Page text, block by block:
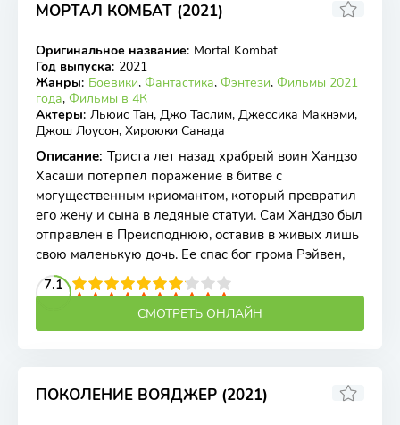
МОРТАЛ КОМБАТ (2021)
WEB-DL
6.17 6.1
Оригинальное название: Mortal Kombat
Год выпуска: 2021
Жанры: Боевики, Фантастика, Фэнтези, Фильмы 2021
года, Фильмы в 4К
Актеры: Льюис Тан, Джо Таслим, Джессика Макнэми,
Джош Лоусон, Хироюки Санада
Описание: Триста лет назад храбрый воин Хандзо
Хасаши потерпел поражение в битве с
могущественным криомантом, который превратил
его жену и сына в ледяные статуи. Сам Хандзо был
отправлен в Преисподнюю, оставив в живых лишь
свою маленькую дочь. Ее спас бог грома Рэйвен,
7.1
4 5 6 7 8 9 10
СМОТРЕТЬ ОНЛАЙН
ПОКОЛЕНИЕ ВОЯДЖЕР (2021)
6.21 5.5